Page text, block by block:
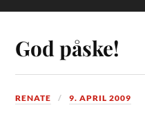
God påske!
RENATE 9. APRIL 2009